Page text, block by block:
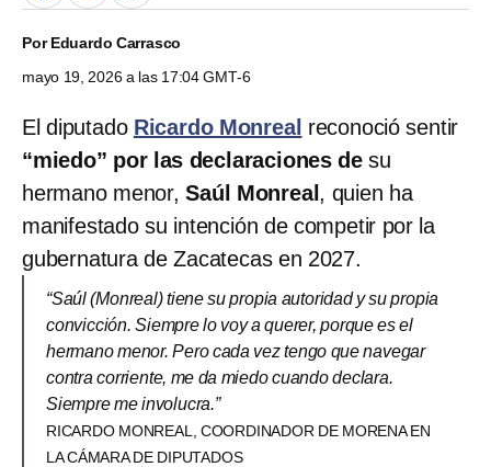
PorEduardo Carrasco
mayo 19, 2026 a las 17:04 GMT-6
El diputado Ricardo Monreal reconoció sentir
“miedo” por las declaraciones de su
hermano menor,Saúl Monreal , quien ha
manifestado su intención de competir por la
gubernatura de Zacatecas en 2027.
“Saúl (Monreal) tiene su propia autoridad y su propia
convicción. Siempre lo voy a querer, porque es el
hermano menor. Pero cada vez tengo que navegar
contra corriente, me da miedo cuando declara.
Siempre me involucra.”
RICARDO MONREAL, COORDINADOR DE MORENA EN
LA CÁMARA DE DIPUTADOS